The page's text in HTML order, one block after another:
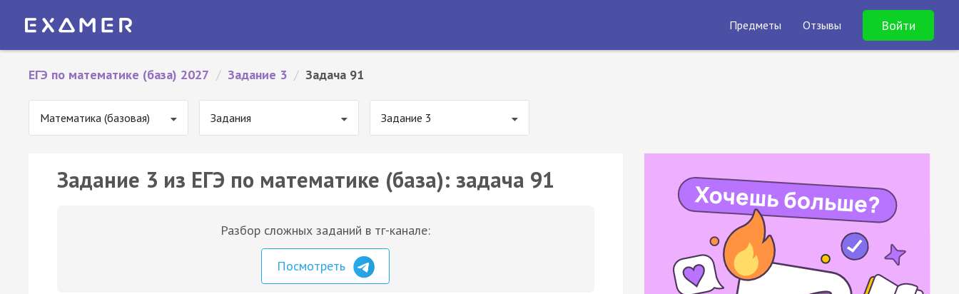
Предметы Отзывы Войти
ЕГЭ по математике (база) 2027 / Задание 3 / Задача 91
Математика (базовая) Задания Задание 3
Задание 3 из ЕГЭ по математике (база): задача 91
Разбор сложных заданий в тг-канале:
Посмотреть